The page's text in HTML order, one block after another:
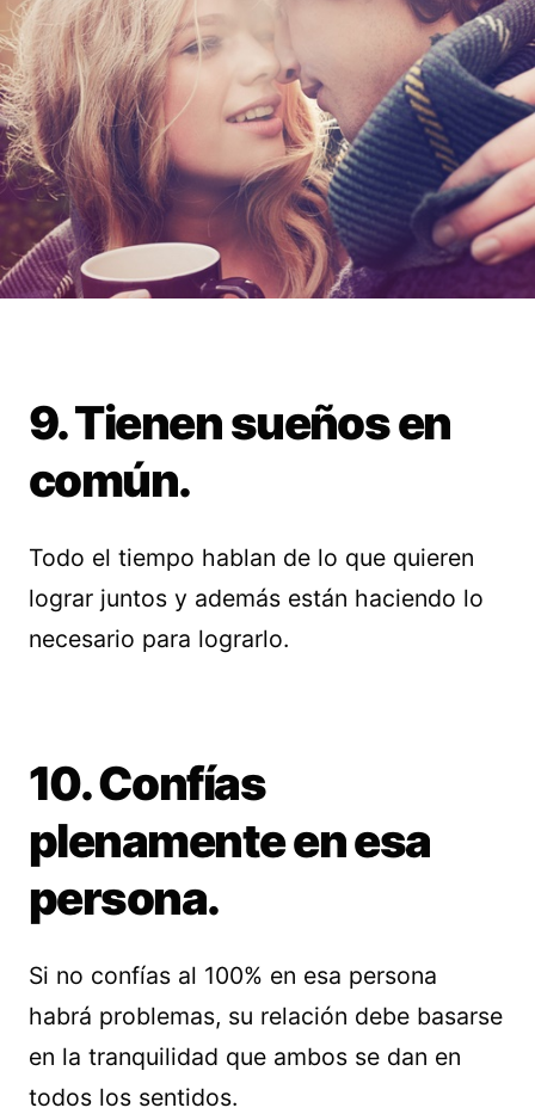
9. Tienen sueños en
común.
Todo el tiempo hablan de lo que quieren
lograr juntos y además están haciendo lo
necesario para lograrlo.
10. Confías
plenamente en esa
persona.
Si no confías al 100% en esa persona
habrá problemas, su relación debe basarse
en la tranquilidad que ambos se dan en
todos los sentidos.